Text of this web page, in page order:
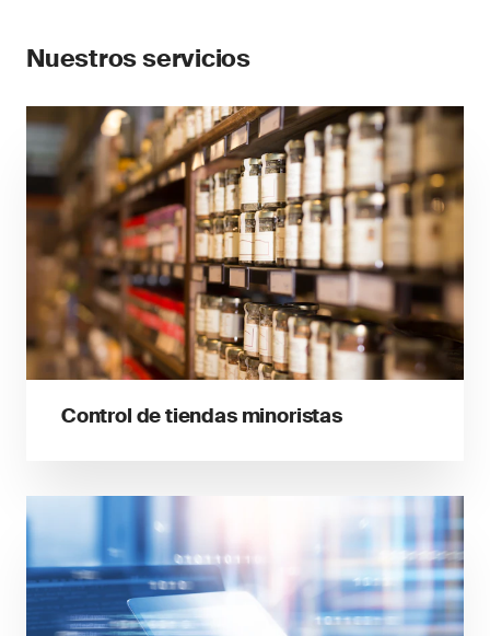
Nuestros servicios
Control de tiendas minoristas